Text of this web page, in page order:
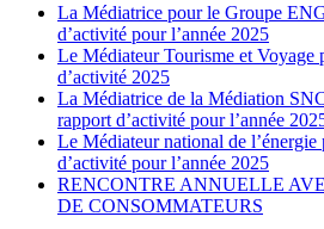
La Médiatrice pour le Groupe
d’activité pour l’année 2025
Le Médiateur Tourisme et Voyage
d’activité 2025
La Médiatrice de la Médiation
rapport d’activité pour l’année
Le Médiateur national de
d’activité pour l’année 2025
RENCONTRE ANNUELLE
DE CONSOMMATEURS